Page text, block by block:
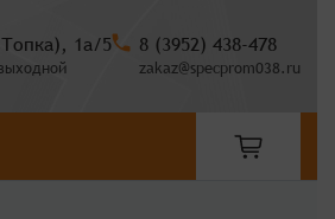
1а/5 8 (3952) 438-478
zakaz@specprom038.ru